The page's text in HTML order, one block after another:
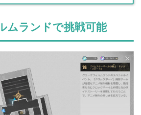
ムランドで挑戦可能